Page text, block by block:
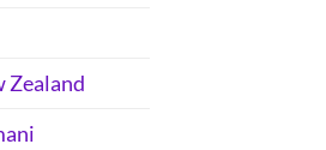
Zealand